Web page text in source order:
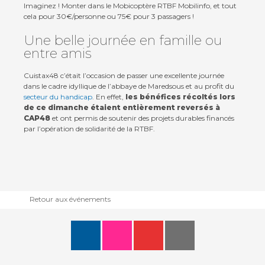
Imaginez ! Monter dans le Mobicoptère RTBF Mobilinfo, et tout
cela pour 30€/personne ou 75€ pour 3 passagers !
Une belle journée en famille ou
entre amis
Cuistax48 c’était l’occasion de passer une excellente journée
dans le cadre idyllique de l’abbaye de Maredsous et au profit du
secteur du handicap. En effet, les bénéfices récoltés lors
de ce dimanche étaient entièrement reversés à
CAP48 et ont permis de soutenir des projets durables financés
par l’opération de solidarité de la RTBF.
Retour aux événements